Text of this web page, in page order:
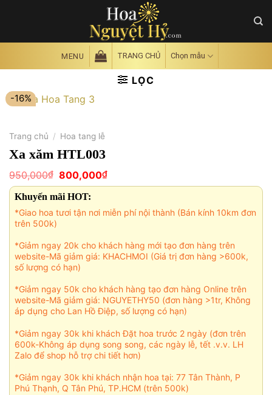
MENU TRANG CHỦ Chọn mẫu
LỌC
-16%
Trang chủ / Hoa tang lễ
Xa xăm HTL003
950,000₫ Giá
gốc
là:
950,000₫.
800,000₫Giá
hiện
800,000₫.
Khuyến mãi HOT:
*Giao hoa tươi tận nơi miễn phí nội thành (Bán kính 10km đơn
trên 500k)
*Giảm ngay 20k cho khách hàng mới tạo đơn hàng trên
website-Mã giảm giá: KHACHMOI (Giá trị đơn hàng >600k,
số lượng có hạn)
*Giảm ngay 50k cho khách hàng tạo đơn hàng Online trên
website-Mã giảm giá: NGUYETHY50 (đơn hàng >1tr, Không
áp dụng cho Lan Hồ Điệp, số lượng có hạn)
*Giảm ngay 30k khi khách Đặt hoa trước 2 ngày (đơn trên
600k-Không áp dụng song song, các ngày lễ, tết .v.v. LH
Zalo để shop hỗ trợ chi tiết hơn)
*Giảm ngay 30k khi khách nhận hoa tại: 77 Tân Thành, P
Phú Thạnh, Q Tân Phú, TP.HCM (trên 500k)